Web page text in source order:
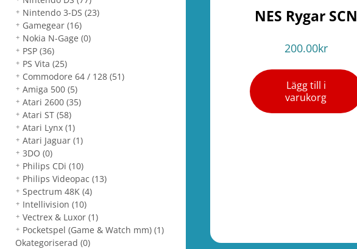
Nintendo 3-DS(23)
Gamegear(16)
Nokia N-Gage(0)
PSP(36)
PS Vita(25)
Commodore 64 / 128(51)
Amiga 500(5)
Atari 2600(35)
Atari ST(58)
Atari Lynx(1)
Atari Jaguar(1)
3DO(0)
Philips CDi(10)
Philips Videopac(13)
Spectrum 48K(4)
Intellivision(10)
Vectrex & Luxor(1)
Pocketspel (Game & Watch mm)(1)
Okategoriserad (0)
NES Rygar SCN
200.00kr
Lägg till i
varukorg